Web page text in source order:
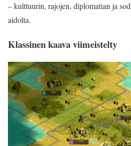
– kulttuurin, rajojen, diplomatian ja
aidolta.
Klassinen kaava viimeistelty